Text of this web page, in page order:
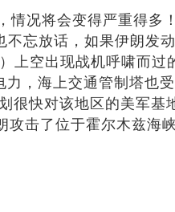
况将会变得严重得多
忘放话，如果伊朗发
空出现战机呼啸而过
，海上交通管制塔也
很快对该地区的美军基
击了位于霍尔木兹海